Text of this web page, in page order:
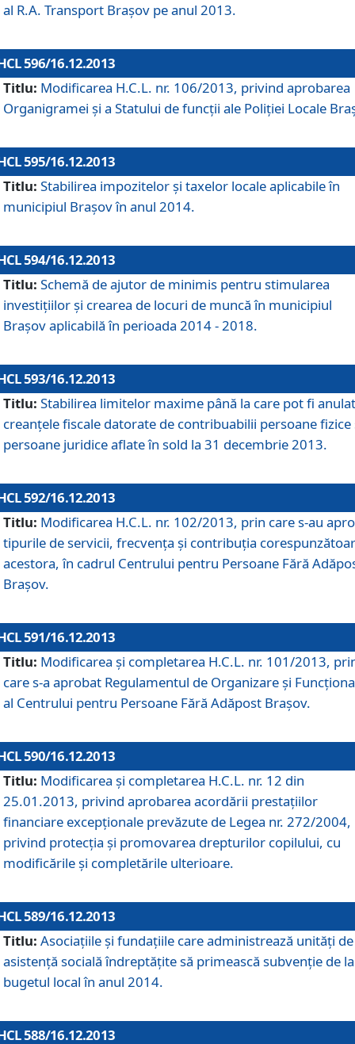
al R.A. Transport Braşov pe anul 2013.
596/16.12.2013
Titlu: Modificarea H.C.L. nr. 106/2013, privind aprobarea
Organigramei şi a Statului de funcţii ale Poliţiei Locale
595/16.12.2013
Titlu: Stabilirea impozitelor şi taxelor locale aplicabile în
municipiul Braşov în anul 2014.
594/16.12.2013
Titlu: Schemă de ajutor de minimis pentru stimularea
investiţiilor şi crearea de locuri de muncă în municipiul
Braşov aplicabilă în perioada 2014 - 2018.
593/16.12.2013
Titlu: Stabilirea limitelor maxime până la care pot fi
creanţele fiscale datorate de contribuabilii persoane fizice
persoane juridice aflate în sold la 31 decembrie 2013.
592/16.12.2013
Titlu: Modificarea H.C.L. nr. 102/2013, prin care s-au
tipurile de servicii, frecvenţa şi contribuţia
acestora, în cadrul Centrului pentru Persoane Fără
Braşov.
591/16.12.2013
Titlu: Modificarea şi completarea H.C.L. nr. 101/2013,
care s-a aprobat Regulamentul de Organizare şi
al Centrului pentru Persoane Fără Adăpost Braşov.
590/16.12.2013
Titlu: Modificarea şi completarea H.C.L. nr. 12 din
25.01.2013, privind aprobarea acordării prestaţiilor
financiare excepţionale prevăzute de Legea nr. 272/2004,
privind protecţia şi promovarea drepturilor copilului, cu
modificările şi completările ulterioare.
589/16.12.2013
Titlu: Asociaţiile şi fundaţiile care administrează unităţi de
asistenţă socială îndreptăţite să primească subvenţie de la
bugetul local în anul 2014.
588/16.12.2013